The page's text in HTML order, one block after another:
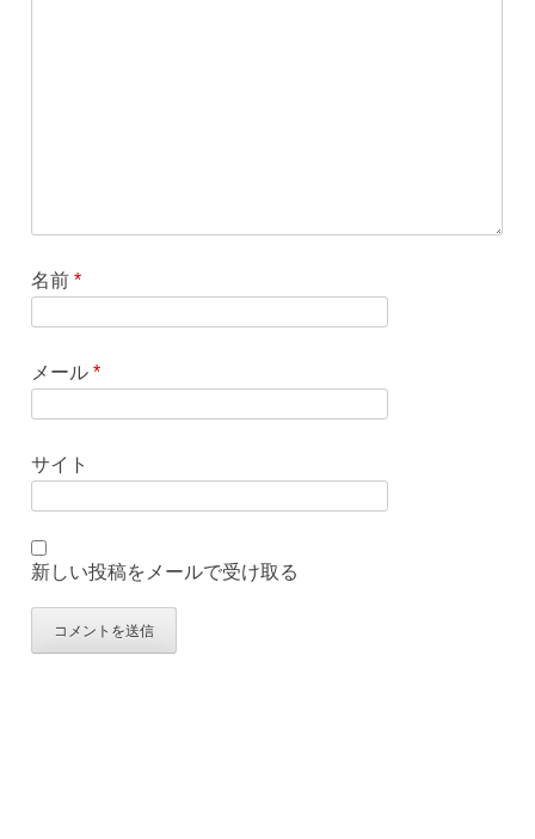
名前*
メール*
サイト
新しい投稿をメールで受け取る